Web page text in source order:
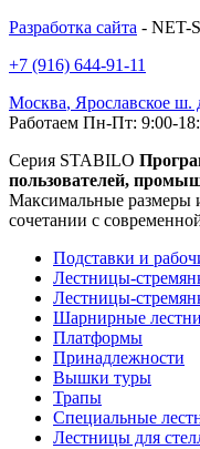
Разработка сайта - NET-
+7 (916) 644-91-11
Москва, Ярославское ш.
Работаем Пн-Пт: 9:00-
Серия STABILO
пользователей,
Максимальные размеры
сочетании с
Подставки и
Лестницы-
Лестницы-
Шарнирные
Платформы
Принадлежности
Вышки туры
Трапы
Специальные
Лестницы для